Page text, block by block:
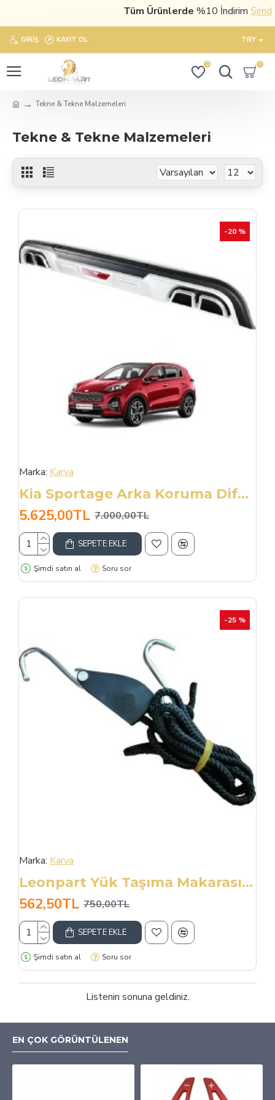
Tüm Ürünlerde%10 İndirimŞimdi
GIRIŞ KAYIT OL TRY
0 0
Tekne & Tekne Malzemeleri
Tekne & Tekne Malzemeleri
-20 %
Marka: Karva
Kia Sportage Arka Koruma Difüzör 2019+ Difrizör Yeni Kasa
5.625,00TL 7.000,00TL
SEPETE EKLE
Şimdi satın al Soru sor
-25 %
Marka: Karva
Leonpart Yük Taşıma Makarası Sabitleme Halat
562,50TL 750,00TL
SEPETE EKLE
Şimdi satın al Soru sor
Listenin sonuna geldiniz.
EN ÇOK GÖRÜNTÜLENEN